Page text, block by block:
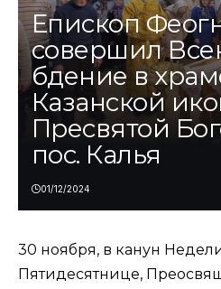
Епископ
совершил
бдение в
Казанской
Пресвятой
пос. Калья
01/12/2024
30 ноября, в канун
Пятидесятнице,